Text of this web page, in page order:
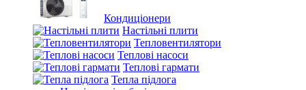
Кондиціонери
Настільні плити
Тепловентилятори
Теплові насоси
Теплові гармати
Тепла підлога